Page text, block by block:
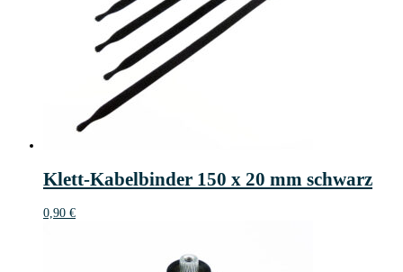
Klett-Kabelbinder 150 x 20 mm schwarz
0,90 €